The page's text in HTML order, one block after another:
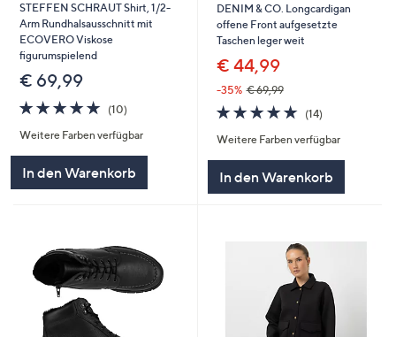
STEFFEN SCHRAUT Shirt, 1/2-
Arm Rundhalsausschnitt mit
ECOVERO Viskose
figurumspielend
€ 69,99
5.0
von
5
(10)10
Weitere Farben verfügbar
In den Warenkorb
DENIM & CO. Longcardigan
offene Front aufgesetzte
Taschen leger weit
€ 44,99
-35% € 69,99
4.9
von
5
(14)14
Weitere Farben verfügbar
In den Warenkorb